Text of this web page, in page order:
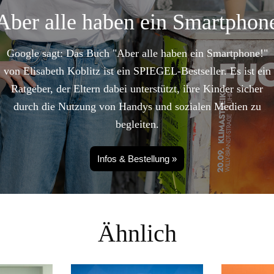
alle haben ein
Google sagt: Das Buch "Aber alle haben ein Smartphone!"
von Elisabeth Koblitz ist ein SPIEGEL-Bestseller. Es ist ein
Ratgeber, der Eltern dabei unterstützt, ihre Kinder sicher
durch die Nutzung von Handys und sozialen Medien zu
begleiten.
Infos & Bestellung »
Ähnlich